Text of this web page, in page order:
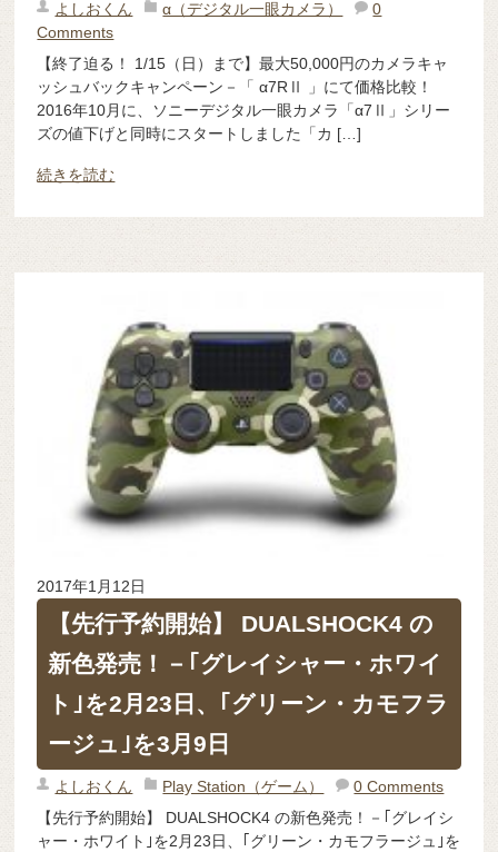
よしおくん α（デジタル一眼カメラ）
0
Comments
【終了迫る！ 1/15（日）まで】最大50,000円のカメラキャ
ッシュバックキャンペーン－「 α7RⅡ 」にて価格比較！
2016年10月に、ソニーデジタル一眼カメラ「α7Ⅱ」シリー
ズの値下げと同時にスタートしました「カ […]
続きを読む
2017年1月12日
【先行予約開始】 DUALSHOCK4 の
新色発売！－｢グレイシャー・ホワイ
ト｣を2月23日、｢グリーン・カモフラ
ージュ｣を3月9日
よしおくん Play Station（ゲーム）
0 Comments
【先行予約開始】 DUALSHOCK4 の新色発売！－｢グレイシ
ャー・ホワイト｣を2月23日、｢グリーン・カモフラージュ｣を